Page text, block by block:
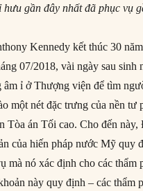
gần đây nhất đã phục vụ
Kennedy kết thúc 30
07/2018, vài ngày sau sinh
âm ỉ ở Thượng viện để tìm
một nét đặc trưng của nền
Tòa án Tối cao. Cho đến
của hiến pháp nước Mỹ quy
mà nó xác định cho các
này quy định – các thẩm